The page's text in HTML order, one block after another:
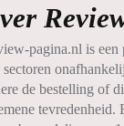
pagina.nl is
sectoren
de bestelling of
tevredenheid.